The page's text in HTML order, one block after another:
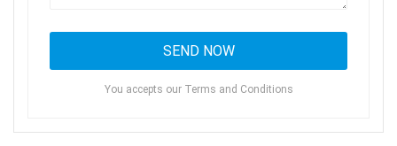
You accepts our Terms and Conditions